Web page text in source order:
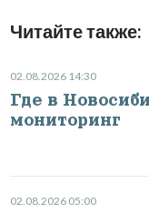
Читайте также:
02.08.2026 14:30
Где в
мониторинг
02.08.2026 05:00